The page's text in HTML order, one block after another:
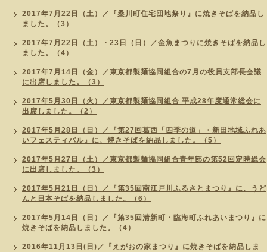
2017年7月22日（土）／『桑川町住宅団地祭り』に焼きそばを納品し
ました。（3）
2017年7月22日（土）・23日（日）／金魚まつりに焼きそばを納品し
ました。（4）
2017年7月14日（金）／東京都製麺協同組合の7月の役員支部長会議
に出席しました。（3）
2017年5月30日（火）／東京都製麺協同組合 平成28年度通常総会に
出席しました。（2）
2017年5月28日（日）／『第27回葛西「四季の道」・新田地域ふれあ
いフェスティバル』に、焼きそばを納品しました。（5）
2017年5月27日（土）／東京都製麺協同組合青年部の第52回定時総会
に出席しました。（3）
2017年5月21日（日）／『第35回南江戸川ふるさとまつり』に、うど
んと日本そばを納品しました。（6）
2017年5月14日（日）／『第35回清新町・臨海町ふれあいまつり』に
焼きそばを納品しました。（4）
2016年11月13日(日)／『えがおの家まつり』に焼きそばを納品しま